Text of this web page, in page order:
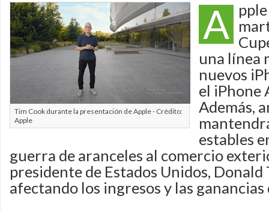
Tim Cook durante la presentación de Apple - Crédito:
Apple
A
una línea
nuevos
el iPhone
Además,
estables
guerra de aranceles al comercio
presidente de Estados Unidos, Donald
afectando los ingresos y las ganancias